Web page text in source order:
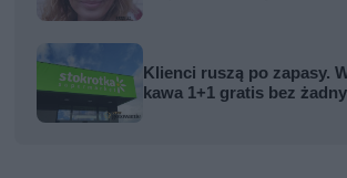
Klienci ruszą po zapasy.
kawa 1+1 gratis bez